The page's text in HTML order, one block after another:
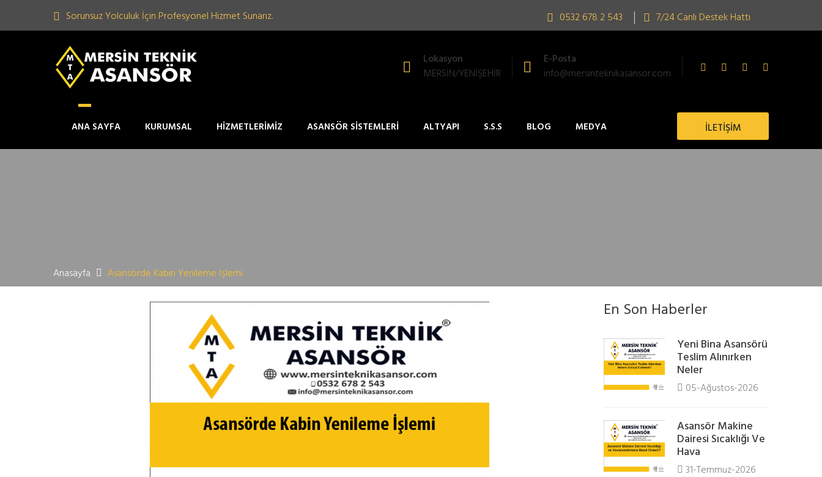
Sorunsuz Yolculuk İçin Profesyonel Hizmet Sunarız. 0532 678 2 543 7/24 Canlı Destek Hattı
E-Posta
info@mersinteknikasansor.com
Lokasyon
MERSİN/YENİŞEHİR
ANA SAYFA KURUMSAL HİZMETLERİMİZ ASANSÖR SİSTEMLERİ ALTYAPI S.S.S BLOG MEDYA İLETİŞİM
Anasayfa Asansörde Kabin Yenileme İşlemi
En Son Haberler
Yeni Bina Asansörü
Teslim Alınırken
Neler
05-Ağustos-2026
Asansör Makine
Dairesi Sıcaklığı Ve
Hava
31-Temmuz-2026